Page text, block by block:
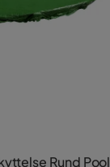
Rund Pool